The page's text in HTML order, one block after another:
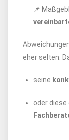
📌
eher selten.
seine
oder diese